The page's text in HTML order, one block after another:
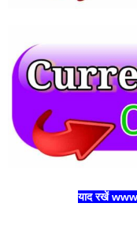
याद रखें